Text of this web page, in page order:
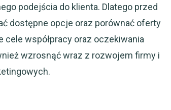
podejścia do klienta. Dlatego przed
dostępne opcje oraz porównać oferty
współpracy oraz oczekiwania
wzrosnąć wraz z rozwojem firmy i